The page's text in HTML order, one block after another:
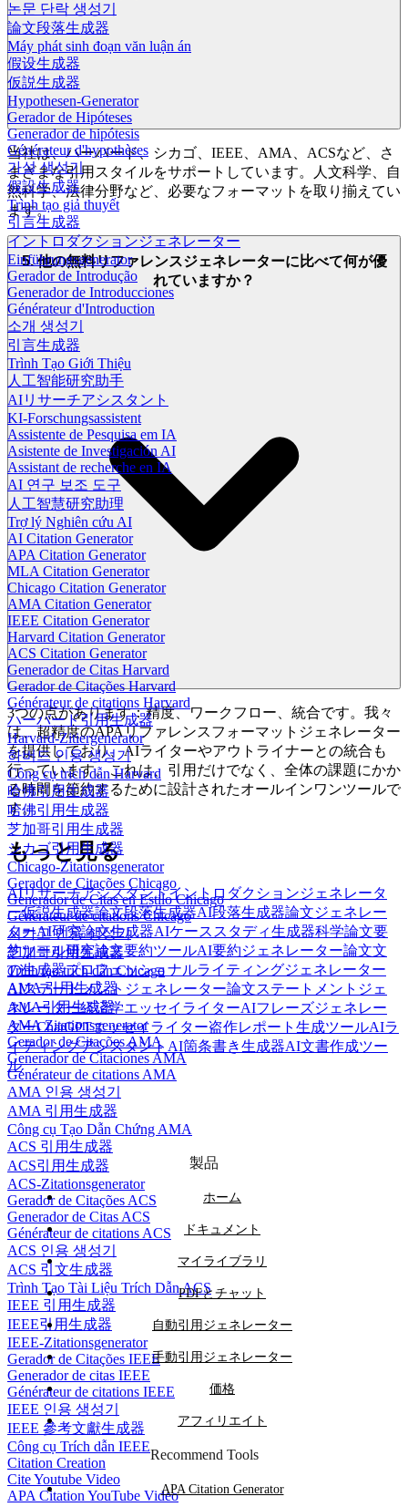
논문 단락 생성기
論文段落生成器
Máy phát sinh đoạn văn luận án
假设生成器
仮説生成器
Hypothesen-Generator
Gerador de Hipóteses
Generador de hipótesis
Générateur d'hypothèses
가설 생성기
假設生成器
Trình tạo giả thuyết
引言生成器
イントロダクションジェネレーター
Einführungsgenerator
Gerador de Introdução
Generador de Introducciones
Générateur d'Introduction
소개 생성기
引言生成器
Trình Tạo Giới Thiệu
人工智能研究助手
AIリサーチアシスタント
KI-Forschungsassistent
Assistente de Pesquisa em IA
Asistente de Investigación AI
Assistant de recherche en IA
AI 연구 보조 도구
人工智慧研究助理
Trợ lý Nghiên cứu AI
AI Citation Generator
APA Citation Generator
MLA Citation Generator
Chicago Citation Generator
AMA Citation Generator
IEEE Citation Generator
Harvard Citation Generator
ACS Citation Generator
Generador de Citas Harvard
Gerador de Citações Harvard
Générateur de citations Harvard
ハーバード引用生成器
Harvard-Zitiergenerator
하버드 인용 생성기
Công cụ trích dẫn Harvard
哈佛引用生成器
哈佛引用生成器
芝加哥引用生成器
シカゴ引用生成器
Chicago-Zitationsgenerator
Gerador de Citações Chicago
Generador de Citas en Estilo Chicago
Générateur de citations Chicago
시카고 인용 생성기
芝加哥引用生成器
Trình tạo trích dẫn Chicago
AMA 引用生成器
AMA引用生成器
AMA Zitationsgenerator
Gerador de Citações AMA
Generador de Citaciones AMA
Générateur de citations AMA
AMA 인용 생성기
AMA 引用生成器
Công cụ Tạo Dẫn Chứng AMA
ACS 引用生成器
ACS引用生成器
ACS-Zitationsgenerator
Gerador de Citações ACS
Generador de Citas ACS
Générateur de citations ACS
ACS 인용 생성기
ACS 引文生成器
Trình Tạo Tài Liệu Trích Dẫn ACS
IEEE 引用生成器
IEEE引用生成器
IEEE-Zitationsgenerator
Gerador de Citações IEEE
Generador de citas IEEE
Générateur de citations IEEE
IEEE 인용 생성기
IEEE 參考文獻生成器
Công cụ Trích dẫn IEEE
Citation Creation
Cite Youtube Video
APA Citation YouTube Video
当社は、ハーバード、シカゴ、IEEE、AMA、ACSなど、さ
まざまな引用スタイルをサポートしています。人文科学、自
然科学、法律分野など、必要なフォーマットを取り揃えてい
ます。
5. 他の無料リファレンスジェネレーターに比べて何が優
れていますか？
3つの点があります：精度、ワークフロー、統合です。我々
は、超精度のAPAリファレンスフォーマットジェネレーター
を提供しており、AIライターやアウトライナーとの統合も
行っています。これは、引用だけでなく、全体の課題にかか
る時間を節約するために設計されたオールインワンツールで
す。
もっと見る
AIリサーチアシスタントイントロダクションジェネレータ
ー仮説生成器論文段落生成器AI段落生成器論文ジェネレー
ターAI研究論文生成器AIケーススタディ生成器科学論文要
約ツール研究論文要約ツールAI要約ジェネレーター論文文
の生成器プロフェッショナルライティングジェネレーター
AIステートメントジェネレーター論文ステートメントジェ
ネレーター経済学エッセイライターAIフレーズジェネレー
ターChatGPTエッセイライター盗作レポート生成ツールAIラ
イティングアシスタント AI箇条書き生成器AI文書作成ツー
ル
製品
ホーム
ドキュメント
マイライブラリ
PDFとチャット
自動引用ジェネレーター
手動引用ジェネレーター
価格
アフィリエイト
Recommend Tools
APA Citation Generator